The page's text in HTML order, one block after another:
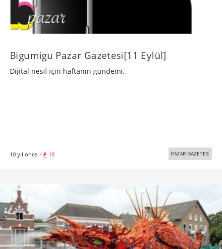
Bigumigu Pazar Gazetesi[11 Eylül]
Dijital nesil için haftanın gündemi.
10 yıl önce · 18 PAZAR GAZETESİ